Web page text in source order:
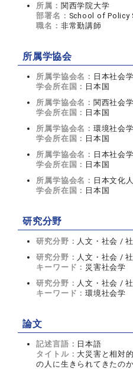
所属： 関西学院大学
部署名： School of Policy
職名： 非常勤講師
所属学協会
所属学協会名： 日本社会
学会所在国： 日本国
所属学協会名： 関西社会
学会所在国： 日本国
所属学協会名： 環境社会
学会所在国： 日本国
所属学協会名： 日本社会
学会所在国： 日本国
所属学協会名： 日本文化
学会所在国： 日本国
研究分野
研究分野： 人文・社会 /
研究分野： 人文・社会 /
キーワード： 災害社会学
研究分野： 人文・社会 /
キーワード：環境社会学
論文
記述言語： 日本語
タイトル： 大災害と相対
の人に生きられてきたのか